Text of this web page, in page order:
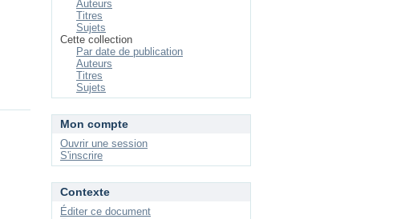
Auteurs
Titres
Sujets
Cette collection
Par date de publication
Auteurs
Titres
Sujets
Mon compte
Ouvrir une session
S'inscrire
Contexte
Éditer ce document